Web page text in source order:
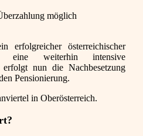
möglich
erfolgreicher österreichischer
eine weiterhin intensive
erfolgt nun die Nachbesetzung
Pensionierung.
in Oberösterreich.